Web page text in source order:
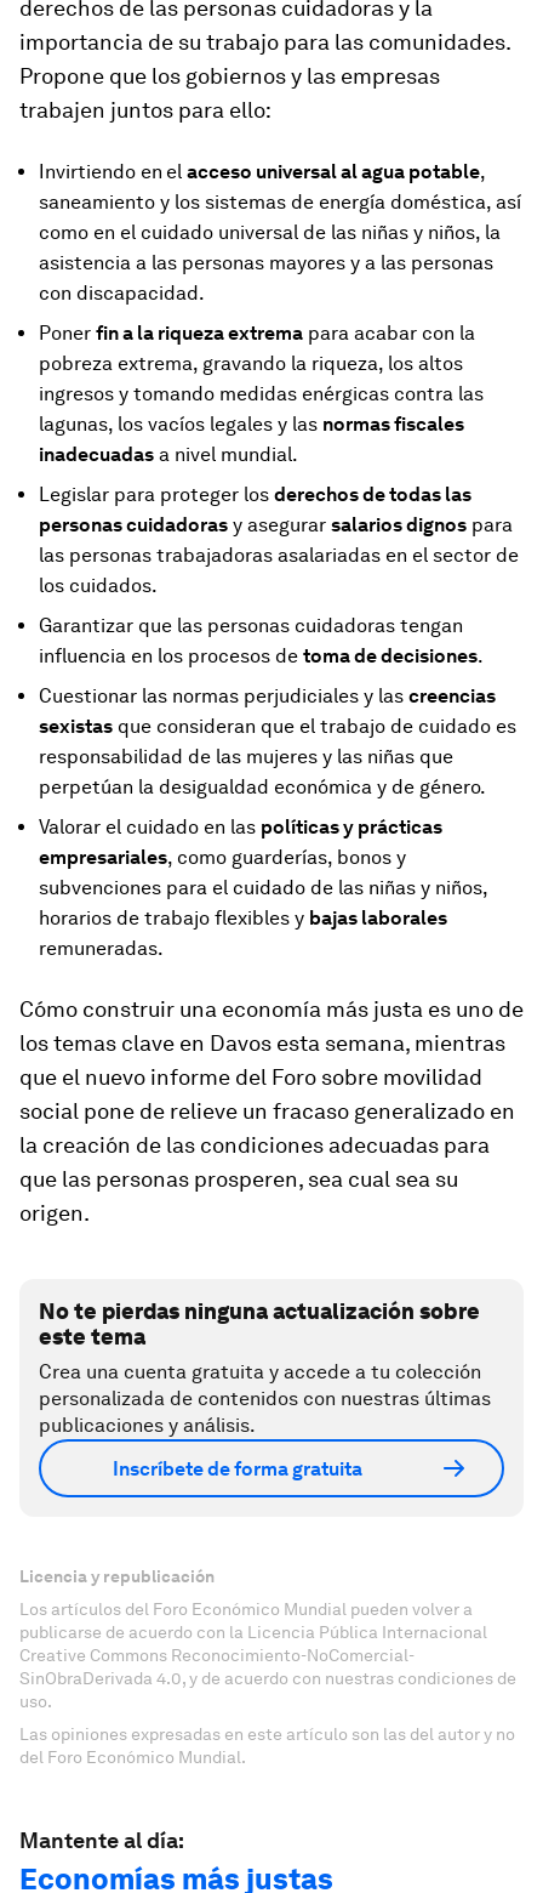
derechos de las personas cuidadoras y la
importancia de su trabajo para las comunidades.
Propone que los gobiernos y las empresas
trabajen juntos para ello:
Invirtiendo en el acceso universal al agua potable,
saneamiento y los sistemas de energía doméstica, así
como en el cuidado universal de las niñas y niños, la
asistencia a las personas mayores y a las personas
con discapacidad.
Poner fin a la riqueza extrema para acabar con la
pobreza extrema, gravando la riqueza, los altos
ingresos y tomando medidas enérgicas contra las
lagunas, los vacíos legales y las normas fiscales
inadecuadas a nivel mundial.
Legislar para proteger los derechos de todas las
personas cuidadoras y asegurar salarios dignos para
las personas trabajadoras asalariadas en el sector de
los cuidados.
Garantizar que las personas cuidadoras tengan
influencia en los procesos de toma de decisiones.
Cuestionar las normas perjudiciales y las creencias
sexistas que consideran que el trabajo de cuidado es
responsabilidad de las mujeres y las niñas que
perpetúan la desigualdad económica y de género.
Valorar el cuidado en las políticas y prácticas
empresariales, como guarderías, bonos y
subvenciones para el cuidado de las niñas y niños,
horarios de trabajo flexibles y bajas laborales
remuneradas.
Cómo construir una economía más justa es uno de
los temas clave en Davos esta semana, mientras
que el nuevo informe del Foro sobre movilidad
social pone de relieve un fracaso generalizado en
la creación de las condiciones adecuadas para
que las personas prosperen, sea cual sea su
origen.
No te pierdas ninguna actualización sobre
este tema
Crea una cuenta gratuita y accede a tu colección
personalizada de contenidos con nuestras últimas
publicaciones y análisis.
Inscríbete de forma gratuita
Licencia y republicación
Los artículos del Foro Económico Mundial pueden volver a
publicarse de acuerdo con la Licencia Pública Internacional
Creative Commons Reconocimiento-NoComercial-
SinObraDerivada 4.0, y de acuerdo con nuestras condiciones de
uso.
Las opiniones expresadas en este artículo son las del autor y no
del Foro Económico Mundial.
Mantente al día:
Economías más justas